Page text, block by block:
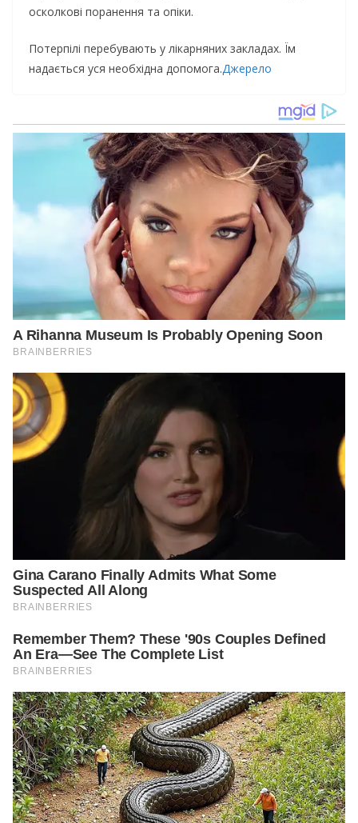
осколкові поранення та опіки.
Потерпілі перебувають у лікарняних закладах. Їм
надається уся необхідна допомога.Джерело